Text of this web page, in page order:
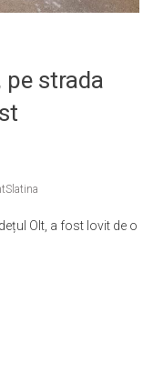
strada
Olt, a fost lovit de o